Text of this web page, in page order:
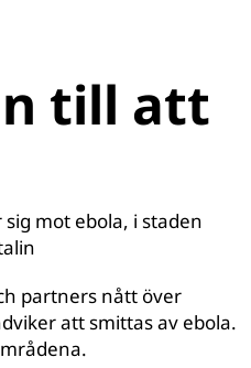
till att
mot ebola, i staden
partners nått över
att smittas av ebola.